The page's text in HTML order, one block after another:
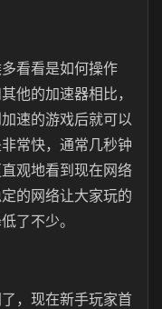
看看是如何操作
他的加速器相比，
速的游戏后就可以
常快，通常几秒钟
观地看到现在网络
的网络让大家玩的
了不少。
，现在新手玩家首